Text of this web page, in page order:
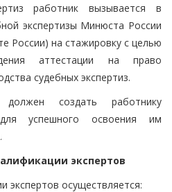
работник вызывается в
экспертизы Минюста России
России) на стажировку с целью
аттестации на право
судебных экспертиз.
создать работнику
успешного освоения им
экспертов
экспертов осуществляется: